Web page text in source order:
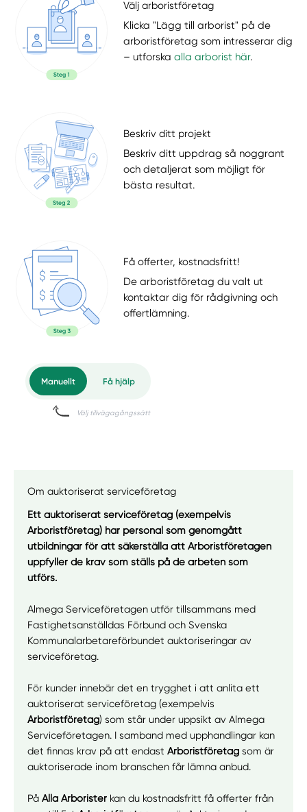
Välj arboristföretag
Klicka "Lägg till arborist" på de
arboristföretag som intresserar dig
– utforskaalla arborist här.
Beskriv ditt projekt
Beskriv ditt uppdrag så noggrant
och detaljerat som möjligt för
bästa resultat.
Få offerter, kostnadsfritt!
De arboristföretag du valt ut
kontaktar dig för rådgivning och
offertlämning.
Manuellt Få hjälp
Välj tillvägagångssätt
Om auktoriserat serviceföretag
Ett auktoriserat serviceföretag (exempelvis
Arboristföretag) har personal som genomgått
utbildningar för att säkerställa att Arboristföretagen
uppfyller de krav som ställs på de arbeten som
utförs.
Almega Serviceföretagen utför tillsammans med
Fastighetsanställdas Förbund och Svenska
Kommunalarbetareförbundet auktoriseringar av
serviceföretag.
För kunder innebär det en trygghet i att anlita ett
auktoriserat serviceföretag (exempelvis
Arboristföretag) som står under uppsikt av Almega
Serviceföretagen. I samband med upphandlingar kan
det finnas krav på att endast Arboristföretagsom är
auktoriserade inom branschen får lämna anbud.
PåAlla Arborister kan du kostnadsfritt få offerter från